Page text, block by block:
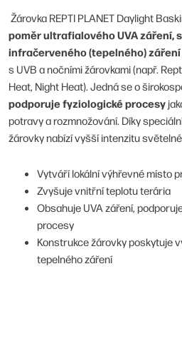
Žárovka REPTI PLANET Daylight
poměr ultrafialového UVA záření,
infračerveného (tepelného) záření
s UVB a nočními žárovkami (např.
Heat, Night Heat). Jedná se o
podporuje fyziologické procesy
potravy a rozmnožování. Díky
žárovky nabízí vyšší intenzitu
Vytváří lokální výhřevné místo
Zvyšuje vnitřní teplotu terária
Obsahuje UVA záření,
procesy
Konstrukce žárovky poskytuje
tepelného záření